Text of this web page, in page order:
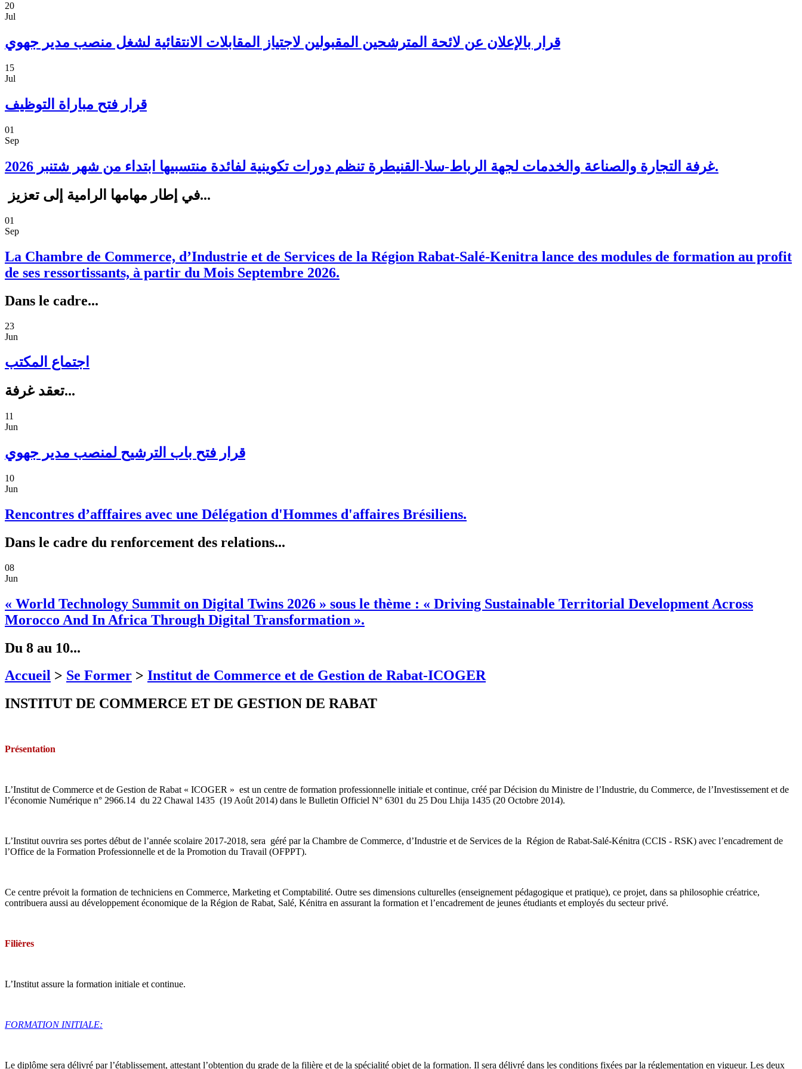
20
Jul
قرار بالإعلان عن لائحة المترشحين المقبولين لاجتياز المقابلات الانتقائية لشغل منصب مدير جهوي
15
Jul
قرار فتح مباراة التوظيف
01
Sep
غرفة التجارة والصناعة والخدمات لجهة الرباط-سلا-القنيطرة تنظم دورات تكوينية لفائدة منتسبيها ابتداء من شهر شتنبر 2026.
في إطار مهامها الرامية إلى تعزيز...
01
Sep
La Chambre de Commerce, d’Industrie et de Services de la Région Rabat-Salé-Kenitra lance des modules de formation au profit
de ses ressortissants, à partir du Mois Septembre 2026.
Dans le cadre...
23
Jun
اجتماع المكتب
تعقد غرفة...
11
Jun
قرار فتح باب الترشيح لمنصب مدير جهوي
10
Jun
Rencontres d’afffaires avec une Délégation d'Hommes d'affaires Brésiliens.
Dans le cadre du renforcement des relations...
08
Jun
« World Technology Summit on Digital Twins 2026 » sous le thème : « Driving Sustainable Territorial Development Across
Morocco And In Africa Through Digital Transformation ».
Du 8 au 10...
Accueil > Se Former > Institut de Commerce et de Gestion de Rabat-ICOGER
INSTITUT DE COMMERCE ET DE GESTION DE RABAT
Présentation
L’Institut de Commerce et de Gestion de Rabat « ICOGER » est un centre de formation professionnelle initiale et continue, créé par Décision du Ministre de l’Industrie, du Commerce, de l’Investissement et de
l’économie Numérique n° 2966.14 du 22 Chawal 1435 (19 Août 2014) dans le Bulletin Officiel N° 6301 du 25 Dou Lhija 1435 (20 Octobre 2014).
L’Institut ouvrira ses portes début de l’année scolaire 2017-2018, sera géré par la Chambre de Commerce, d’Industrie et de Services de la Région de Rabat-Salé-Kénitra (CCIS - RSK) avec l’encadrement de
l’Office de la Formation Professionnelle et de la Promotion du Travail (OFPPT).
Ce centre prévoit la formation de techniciens en Commerce, Marketing et Comptabilité. Outre ses dimensions culturelles (enseignement pédagogique et pratique), ce projet, dans sa philosophie créatrice,
contribuera aussi au développement économique de la Région de Rabat, Salé, Kénitra en assurant la formation et l’encadrement de jeunes étudiants et employés du secteur privé.
Filières
L’Institut assure la formation initiale et continue.
FORMATION INITIALE:
Le diplôme sera délivré par l’établissement, attestant l’obtention du grade de la filière et de la spécialité objet de la formation. Il sera délivré dans les conditions fixées par la réglementation en vigueur. Les deux